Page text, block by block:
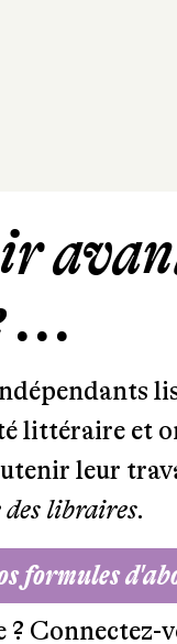
...
littéraire et
leur
des libraires.
formules
? Connectez-